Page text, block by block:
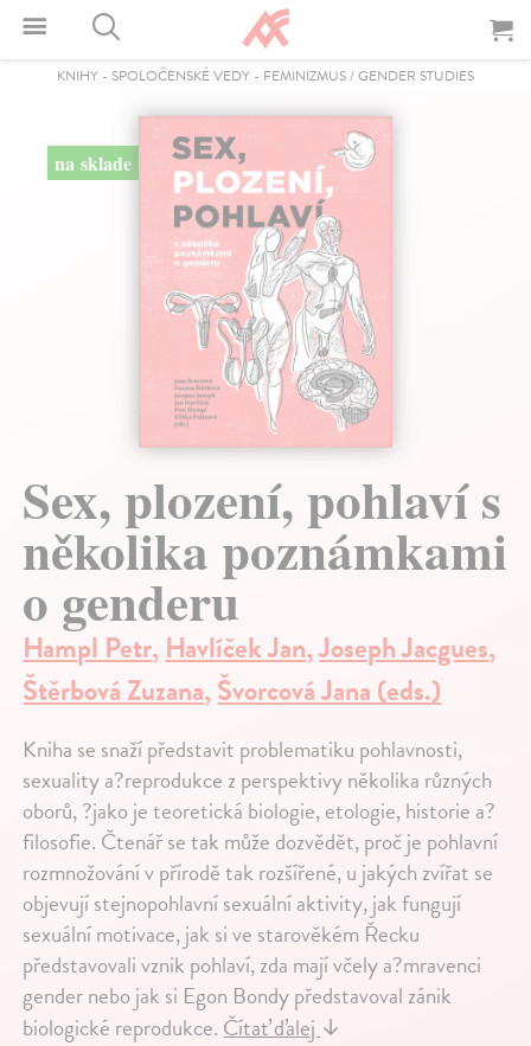
KNIHY - SPOLOČENSKÉ VEDY - FEMINIZMUS / GENDER STUDIES
na sklade
Sex, plození, pohlaví s
několika poznámkami
o genderu
Hampl Petr,Havlíček Jan,Joseph Jacgues,
Štěrbová Zuzana,Švorcová Jana (eds.)
Kniha se snaží představit problematiku pohlavnosti,
sexuality a?reprodukce z perspektivy několika různých
oborů, ?jako je teoretická biologie, etologie, historie a?
filosofie. Čtenář se tak může dozvědět, proč je pohlavní
rozmnožování v přírodě tak rozšířené, u jakých zvířat se
objevují stejnopohlavní sexuální aktivity, jak fungují
sexuální motivace, jak si ve starověkém Řecku
představovali vznik pohlaví, zda mají včely a?mravenci
gender nebo jak si Egon Bondy představoval zánik
biologické reprodukce. Čítať ďalej ↓